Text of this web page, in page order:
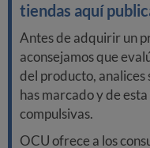
tiendas aquí
Antes de adquirir un
aconsejamos que
del producto, analices
has marcado y de
compulsivas.
OCU ofrece a los